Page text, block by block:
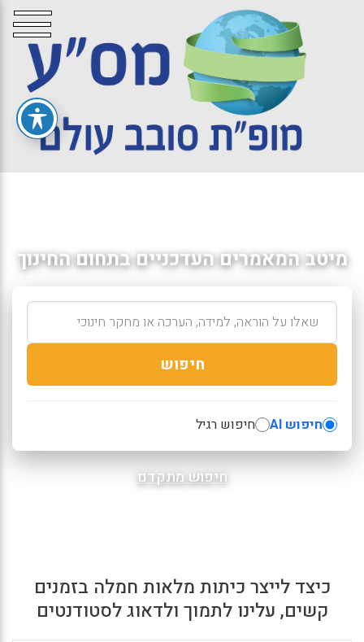
מיטב המאמרים העדכניים בתחום החינוך
חיפוש
חיפוש AI חיפוש רגיל
חיפוש מתקדם
כיצד לייצר כיתות מלאות חמלה בזמנים
קשים, עלינו לתמוך ולדאוג לסטודנטים